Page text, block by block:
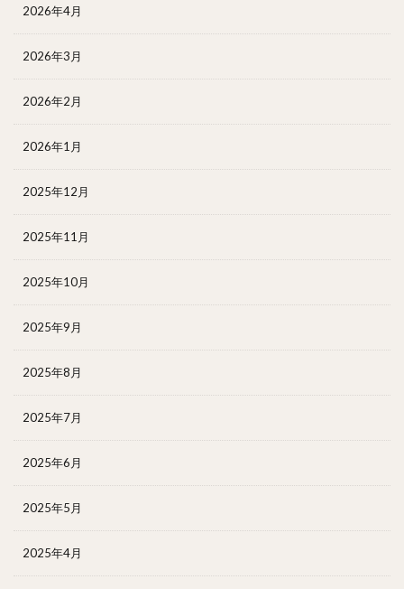
2026年4月
2026年3月
2026年2月
2026年1月
2025年12月
2025年11月
2025年10月
2025年9月
2025年8月
2025年7月
2025年6月
2025年5月
2025年4月